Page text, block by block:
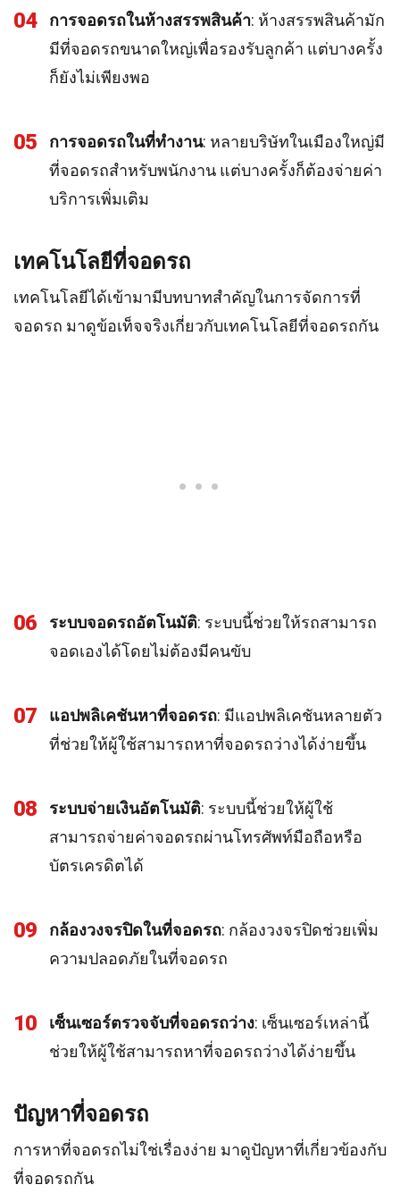
04 การจอดรถในห้างสรรพสินค้า: ห้างสรรพสินค้ามัก
มีที่จอดรถขนาดใหญ่เพื่อรองรับลูกค้า แต่บางครั้ง
ก็ยังไม่เพียงพอ
05 การจอดรถในที่ทำงาน: หลายบริษัทในเมืองใหญ่มี
ที่จอดรถสำหรับพนักงาน แต่บางครั้งก็ต้องจ่ายค่า
บริการเพิ่มเติม
เทคโนโลยีที่จอดรถ
เทคโนโลยีได้เข้ามามีบทบาทสำคัญในการจัดการที่
จอดรถ มาดูข้อเท็จจริงเกี่ยวกับเทคโนโลยีที่จอดรถกัน
06 ระบบจอดรถอัตโนมัติ: ระบบนี้ช่วยให้รถสามารถ
จอดเองได้โดยไม่ต้องมีคนขับ
07 แอปพลิเคชันหาที่จอดรถ: มีแอปพลิเคชันหลายตัว
ที่ช่วยให้ผู้ใช้สามารถหาที่จอดรถว่างได้ง่ายขึ้น
08 ระบบจ่ายเงินอัตโนมัติ: ระบบนี้ช่วยให้ผู้ใช้
สามารถจ่ายค่าจอดรถผ่านโทรศัพท์มือถือหรือ
บัตรเครดิตได้
09 กล้องวงจรปิดในที่จอดรถ: กล้องวงจรปิดช่วยเพิ่ม
ความปลอดภัยในที่จอดรถ
10 เซ็นเซอร์ตรวจจับที่จอดรถว่าง: เซ็นเซอร์เหล่านี้
ช่วยให้ผู้ใช้สามารถหาที่จอดรถว่างได้ง่ายขึ้น
ปัญหาที่จอดรถ
การหาที่จอดรถไม่ใช่เรื่องง่าย มาดูปัญหาที่เกี่ยวข้องกับ
ที่จอดรถกัน